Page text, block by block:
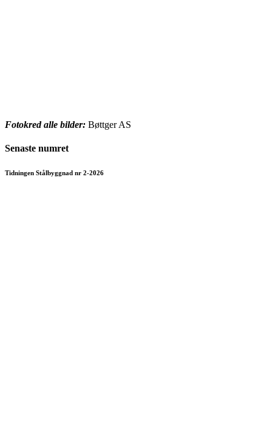
Fotokred alle bilder: Bøttger AS
Senaste numret
Tidningen Stålbyggnad nr 2-2026